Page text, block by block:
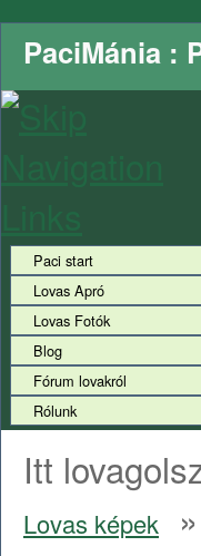
PaciMánia :
Paci start
Lovas Apró
Lovas Fotók
Blog
Fórum lovakról
Rólunk
Itt
Lovas képek »